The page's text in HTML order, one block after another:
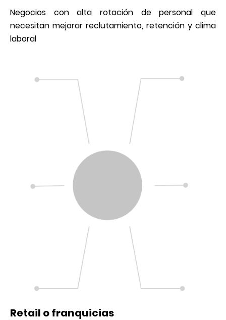
Negocios con alta rotación de personal que
necesitan mejorar reclutamiento, retención y clima
laboral
Retail o franquicias